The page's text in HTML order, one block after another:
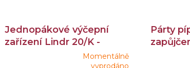
Jednopákové výčepní
zařízení Lindr 20/K -
Momentálně
Párty